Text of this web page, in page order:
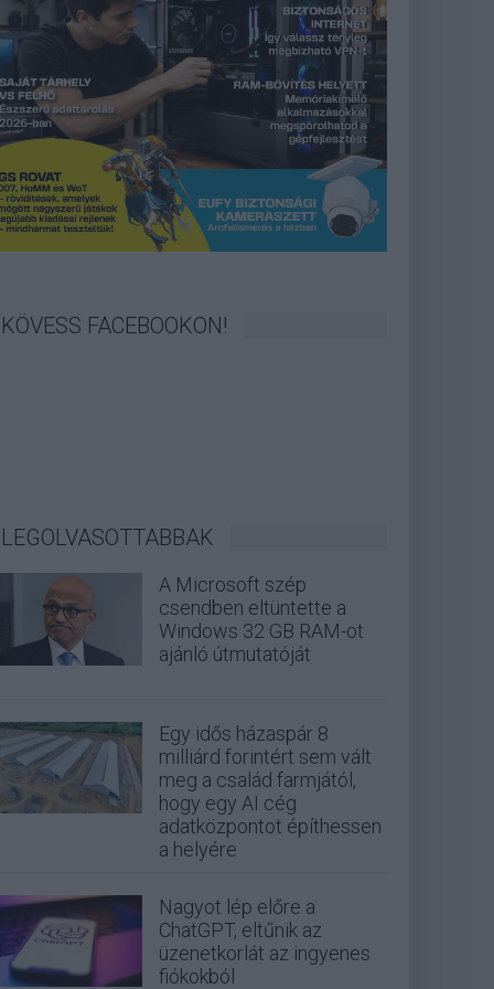
KÖVESS FACEBOOKON!
LEGOLVASOTTABBAK
A Microsoft szép
csendben eltüntette a
Windows 32 GB RAM-ot
ajánló útmutatóját
Egy idős házaspár 8
milliárd forintért sem vált
meg a család farmjától,
hogy egy AI cég
adatközpontot építhessen
a helyére
Nagyot lép előre a
ChatGPT, eltűnik az
üzenetkorlát az ingyenes
fiókokból